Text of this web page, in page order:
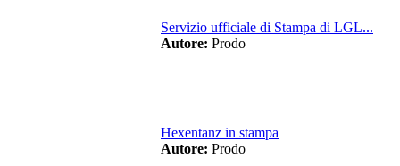
Servizio ufficiale di Stampa di LGL...
Autore: Prodo
Hexentanz in stampa
Autore: Prodo